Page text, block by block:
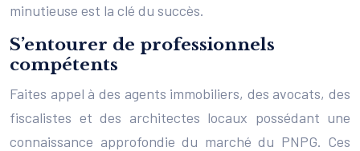
minutieuse est la clé du succès.
S’entourer de professionnels
compétents
Faites appel à des agents immobiliers, des avocats, des
fiscalistes et des architectes locaux possédant une
connaissance approfondie du marché du PNPG. Ces